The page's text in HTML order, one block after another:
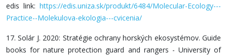
edis link: https://edis.uniza.sk/produkt/6484/Molecular-Ecology---
Practice--Molekulova-ekologia---cvicenia/
17. Solár J. 2020: Stratégie ochrany horských ekosystémov. Guide
books for nature protection guard and rangers - University of